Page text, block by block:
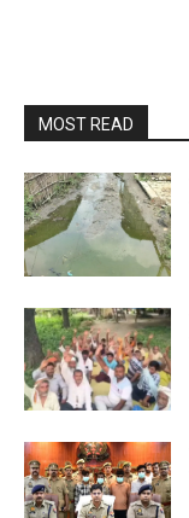
MOST READ